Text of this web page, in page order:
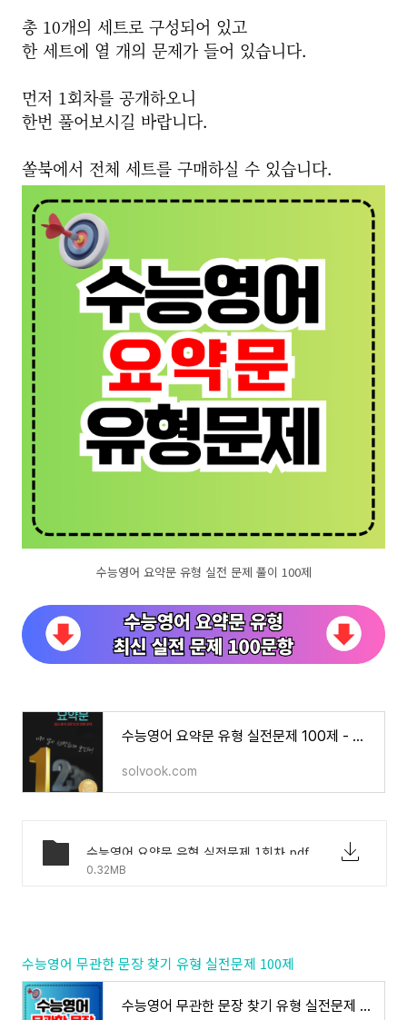
총 10개의 세트로 구성되어 있고
한 세트에 열 개의 문제가 들어 있습니다.
먼저 1회차를 공개하오니
한번 풀어보시길 바랍니다.
쏠북에서 전체 세트를 구매하실 수 있습니다.
수능영어 요약문 유형 실전 문제 풀이 100제
수능영어 요약문 유형 실전문제 100제 - 쏠북
solvook.com
수능영어 요약문 유형 실전문제 1회차.pdf
0.32MB
수능영어 무관한 문장 찾기 유형 실전문제 100제
수능영어 무관한 문장 찾기 유형 실전문제 100제